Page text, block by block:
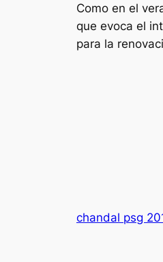
Como en el
que evoca el
para la
chandal psg